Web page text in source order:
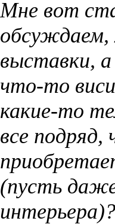
Мне вот
обсуждаем,
выставки,
что-то
какие-то
все
(пусть
интерьера)?